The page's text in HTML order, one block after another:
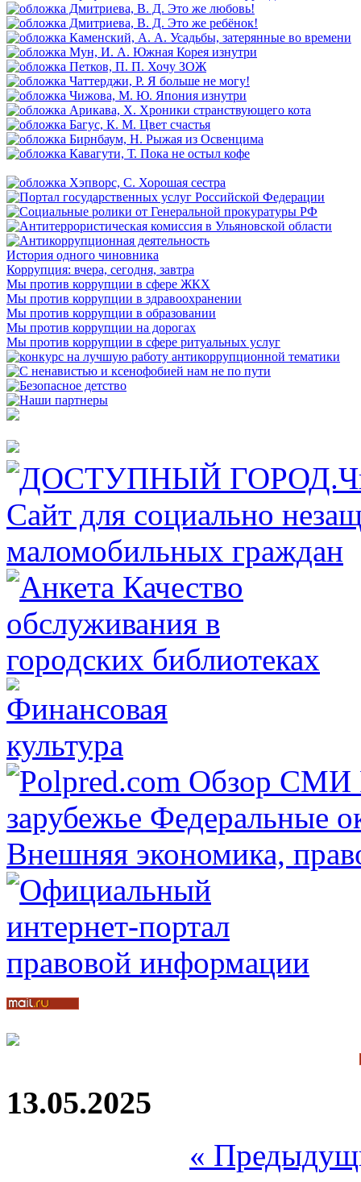
История одного чиновника
Коррупция: вчера, сегодня, завтра
Мы против коррупции в сфере ЖКХ
Мы против коррупции в здравоохранении
Мы против коррупции в образовании
Мы против коррупции на дорогах
Мы против коррупции в сфере ритуальных услуг
13.05.2025
«